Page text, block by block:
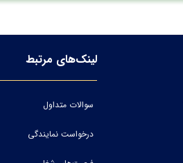
لینک‌های مرتبط
سوالات متداول
درخواست نمایندگی